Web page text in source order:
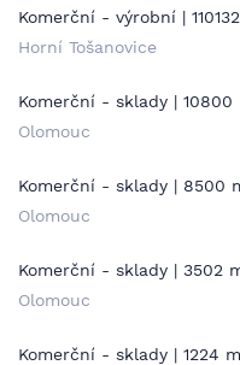
Komerční - výrobní |
Horní Tošanovice
Komerční - sklady | 10800
Olomouc
Komerční - sklady | 8500
Olomouc
Komerční - sklady | 3502
Olomouc
Komerční - sklady | 1224 m